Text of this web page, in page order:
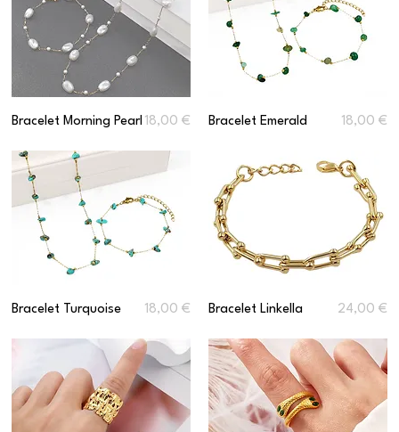
Bracelet Morning Pearl Prix
18,00 € Bracelet Emerald Prix
18,00 €
Bracelet Turquoise Prix
18,00 € Bracelet Linkella Prix
24,00 €